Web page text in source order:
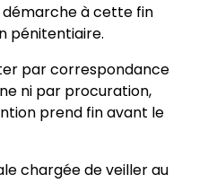
à cette fin
pénitentiaire.
par correspondance
ni par procuration,
prend fin avant le
chargée de veiller au